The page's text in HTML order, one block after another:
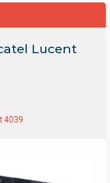
Lucent
4039